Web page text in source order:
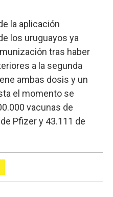
la aplicación
los uruguayos ya
tras haber
a la segunda
ambas dosis y un
el momento se
vacunas de
Pfizer y 43.111 de